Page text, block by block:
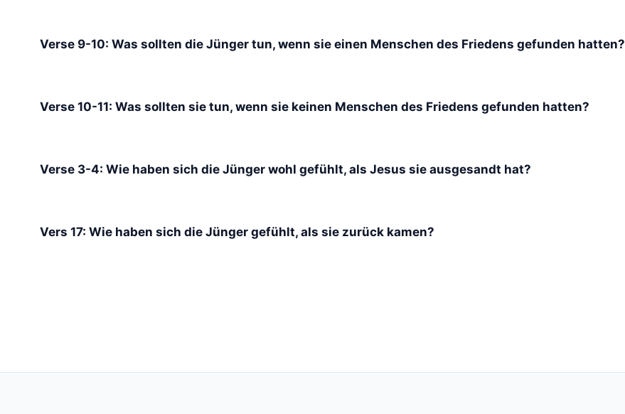
Verse 9-10: Was sollten die Jünger tun, wenn sie einen Menschen des Friedens gefunden hatten?
Verse 10-11: Was sollten sie tun, wenn sie keinen Menschen des Friedens gefunden hatten?
Verse 3-4: Wie haben sich die Jünger wohl gefühlt, als Jesus sie ausgesandt hat?
Vers 17: Wie haben sich die Jünger gefühlt, als sie zurück kamen?